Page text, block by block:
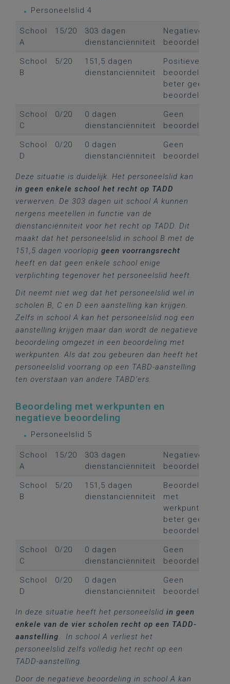
Personeelslid 4
School
A
15/20
303 dagen
dienstanciënniteit
Negatieve
beoordeling
School
B
5/20
151,5 dagen
dienstanciënniteit
Positieve
beoordeling,
beter geen
beoordeling
School
C
0/20
0 dagen
dienstanciënniteit
Geen
beoordeling
School
D
0/20
0 dagen
dienstanciënniteit
Geen
beoordeling
Deze situatie is duidelijk. Het personeelslid kan
in geen enkele school het recht op TADD
verwerven. De 303 dagen uit school A kunnen
nergens meetellen in functie van de
dienstanciënniteit voor het recht op TADD. Dit
maakt dat het personeelslid in school B met de
151,5 dagen voorlopig geen voorrangsrecht
heeft en dat geen enkele school enige
verplichting tegenover het personeelslid heeft.
Dit neemt niet weg dat het personeelslid wel in
scholen B, C en D een aanstelling kan krijgen.
Zelfs in school A kan het personeelslid nog een
aanstelling krijgen maar dan wordt de negatieve
beoordeling omgezet in een beoordeling met
werkpunten. Als dat zou gebeuren dan heeft het
personeelslid voorrang op een TABD-aanstelling
ten overstaan van andere TABD’ers.
Beoordeling met werkpunten en
negatieve beoordeling
Personeelslid 5
School
A
15/20
303 dagen
dienstanciënniteit
Negatieve
beoordeling
School
B
5/20
151,5 dagen
dienstanciënniteit
Beoordeling
met
werkpunten,
beter geen
beoordeling
School
C
0/20
0 dagen
dienstanciënniteit
Geen
beoordeling
School
D
0/20
0 dagen
dienstanciënniteit
Geen
beoordeling
In deze situatie heeft het personeelslid in geen
enkele van de vier scholen recht op een TADD-
aanstelling. In school A verliest het
personeelslid zelfs volledig het recht op een
TADD-aanstelling.
Door de negatieve beoordeling in school A kan